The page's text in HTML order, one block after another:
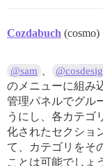
Cozdabuch (cosmo)
@sam
のメニューに組み
管理パネルでグル
うにし、各カテゴ
化されたセクショ
て、カテゴリをそ
ことは可能でしょ